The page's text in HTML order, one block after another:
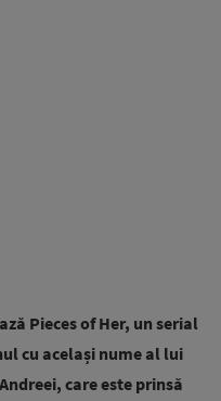
Pieces of Her, un serial
cu același nume al lui
care este prinsă